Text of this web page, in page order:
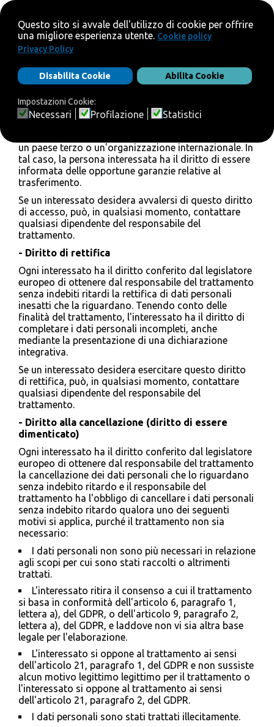
dall'interessato, eventuali informazioni disponibili
sulla loro origine;
l'esistenza di processi decisionali automatizzati,
1 e 4, del GDPR e, almeno in tali casi, informazioni
significative sulla logica in questione, nonché sulla
significatività e sulle conseguenze previste tale
trattamento per l'interessato.
un paese terzo o un'organizzazione internazionale. In
tal caso, la persona interessata ha il diritto di essere
informata delle opportune garanzie relative al
trasferimento.
Se un interessato desidera avvalersi di questo diritto
di accesso, può, in qualsiasi momento, contattare
qualsiasi dipendente del responsabile del
trattamento.
- Diritto di rettifica
Ogni interessato ha il diritto conferito dal legislatore
europeo di ottenere dal responsabile del trattamento
senza indebiti ritardi la rettifica di dati personali
inesatti che la riguardano. Tenendo conto delle
finalità del trattamento, l'interessato ha il diritto di
completare i dati personali incompleti, anche
mediante la presentazione di una dichiarazione
integrativa.
Se un interessato desidera esercitare questo diritto
di rettifica, può, in qualsiasi momento, contattare
qualsiasi dipendente del responsabile del
trattamento.
- Diritto alla cancellazione (diritto di essere
dimenticato)
Ogni interessato ha il diritto conferito dal legislatore
europeo di ottenere dal responsabile del trattamento
la cancellazione dei dati personali che lo riguardano
senza indebito ritardo e il responsabile del
trattamento ha l'obbligo di cancellare i dati personali
senza indebito ritardo qualora uno dei seguenti
motivi si applica, purché il trattamento non sia
necessario:
I dati personali non sono più necessari in relazione
agli scopi per cui sono stati raccolti o altrimenti
trattati.
L'interessato ritira il consenso a cui il trattamento
si basa in conformità dell'articolo 6, paragrafo 1,
lettera a), del GDPR, o dell'articolo 9, paragrafo 2,
lettera a), del GDPR, e laddove non vi sia altra base
legale per l'elaborazione.
L'interessato si oppone al trattamento ai sensi
dell'articolo 21, paragrafo 1, del GDPR e non sussiste
alcun motivo legittimo legittimo per il trattamento o
l'interessato si oppone al trattamento ai sensi
dell'articolo 21, paragrafo 2, del GDPR.
I dati personali sono stati trattati illecitamente.